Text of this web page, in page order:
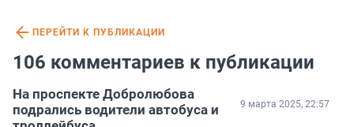
ПЕРЕЙТИ К ПУБЛИКАЦИИ
106 комментариев к публикации
На проспекте Добролюбова
подрались водители автобуса и
9 марта 2025, 22:57